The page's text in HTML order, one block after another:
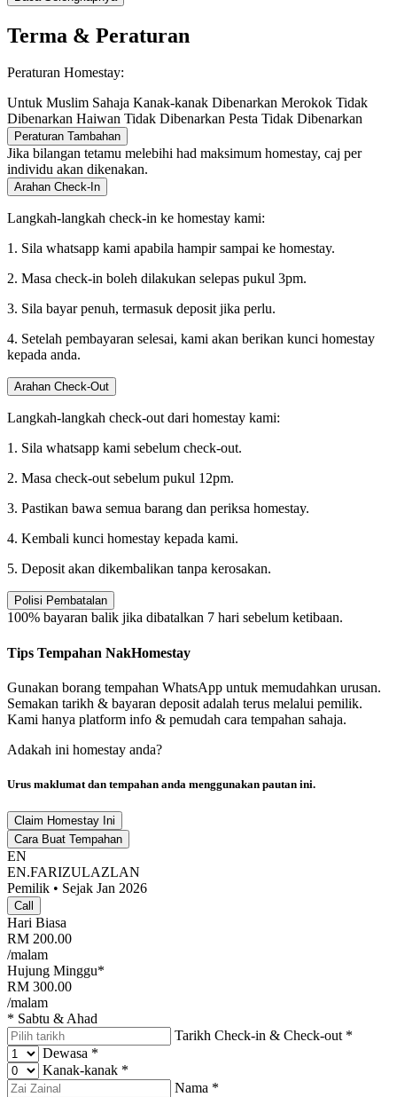
Terma & Peraturan
Peraturan Homestay:
Untuk Muslim Sahaja Kanak-kanak Dibenarkan Merokok Tidak
Dibenarkan Haiwan Tidak Dibenarkan Pesta Tidak Dibenarkan
Peraturan Tambahan
Jika bilangan tetamu melebihi had maksimum homestay, caj per
individu akan dikenakan.
Arahan Check-In
Langkah-langkah check-in ke homestay kami:
1. Sila whatsapp kami apabila hampir sampai ke homestay.
2. Masa check-in boleh dilakukan selepas pukul 3pm.
3. Sila bayar penuh, termasuk deposit jika perlu.
4. Setelah pembayaran selesai, kami akan berikan kunci homestay
kepada anda.
Arahan Check-Out
Langkah-langkah check-out dari homestay kami:
1. Sila whatsapp kami sebelum check-out.
2. Masa check-out sebelum pukul 12pm.
3. Pastikan bawa semua barang dan periksa homestay.
4. Kembali kunci homestay kepada kami.
5. Deposit akan dikembalikan tanpa kerosakan.
Polisi Pembatalan
100% bayaran balik jika dibatalkan 7 hari sebelum ketibaan.
Tips Tempahan NakHomestay
Gunakan borang tempahan WhatsApp untuk memudahkan urusan.
Semakan tarikh & bayaran deposit adalah terus melalui pemilik.
Kami hanya platform info & pemudah cara tempahan sahaja.
Adakah ini homestay anda?
Urus maklumat dan tempahan anda menggunakan pautan ini.
Claim Homestay Ini
Cara Buat Tempahan
EN
EN.FARIZULAZLAN
Pemilik • Sejak Jan 2026
Call
Hari Biasa
RM 200.00
/malam
Hujung Minggu*
RM 300.00
/malam
* Sabtu & Ahad
Tarikh Check-in & Check-out *
Dewasa *
Kanak-kanak *
Nama *